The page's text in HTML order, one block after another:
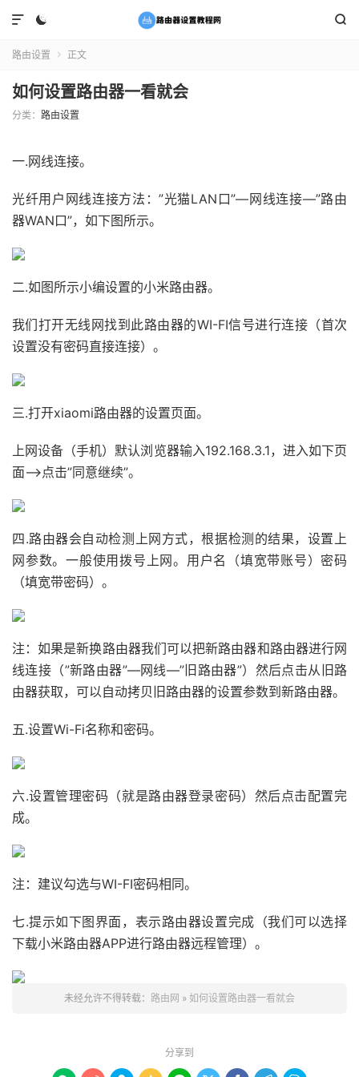
 

路由设置  正文
如何设置路由器一看就会
分类： 路由设置
一.网线连接。
光纤用户网线连接方法：”光猫LAN口”—网线连接—”路由
器WAN口”，如下图所示。
二.如图所示小编设置的小米路由器。
我们打开无线网找到此路由器的WI-FI信号进行连接（首次
设置没有密码直接连接）。
三.打开xiaomi路由器的设置页面。
上网设备（手机）默认浏览器输入192.168.3.1，进入如下页
面——>点击”同意继续”。
四.路由器会自动检测上网方式，根据检测的结果，设置上
网参数。一般使用拨号上网。用户名（填宽带账号）密码
（填宽带密码）。
注：如果是新换路由器我们可以把新路由器和路由器进行网
线连接（”新路由器”—网线—”旧路由器”）然后点击从旧路
由器获取，可以自动拷贝旧路由器的设置参数到新路由器。
五.设置Wi-Fi名称和密码。
六.设置管理密码（就是路由器登录密码）然后点击配置完
成。
注：建议勾选与WI-FI密码相同。
七.提示如下图界面，表示路由器设置完成（我们可以选择
下载小米路由器APP进行路由器远程管理）。
未经允许不得转载： 路由网 » 如何设置路由器一看就会
分享到